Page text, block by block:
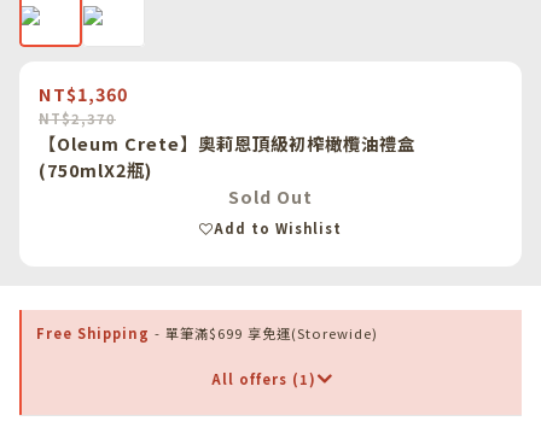
NT$1,360
NT$2,370
【Oleum Crete】奧莉恩頂級初榨橄欖油禮盒
(750mlX2瓶)
Sold Out
Add to Wishlist
Free Shipping - 單筆滿$699 享免運(Storewide)
All offers (1)